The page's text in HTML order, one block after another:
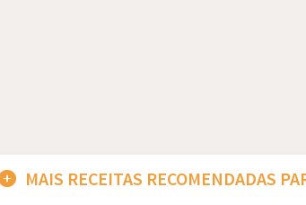
MAIS RECEITAS RECOMENDADAS